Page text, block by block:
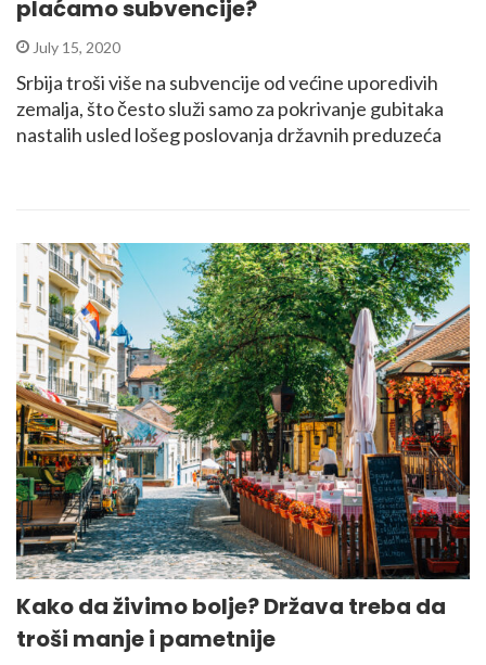
plaćamo subvencije?
July 15, 2020
Srbija troši više na subvencije od većine uporedivih
zemalja, što često služi samo za pokrivanje gubitaka
nastalih usled lošeg poslovanja državnih preduzeća
Kako da živimo bolje? Država treba da
troši manje i pametnije